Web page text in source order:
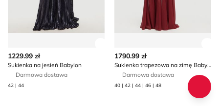
1229.99 zł
Sukienka na jesień Babylon
Darmowa dostawa
42 | 44
1790.99 zł
Sukienka trapezowa na zimę Babylon
Darmowa dostawa
40 | 42 | 44 | 46 | 48